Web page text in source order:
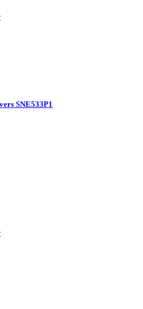
SNE533P1